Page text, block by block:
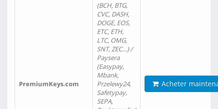
PremiumKeys.com
(BCH, BTG,
CVC, DASH,
DOGE, EOS,
ETC, ETH,
LTC, OMG,
SNT, ZEC…) /
Paysera
(Easypay,
Mbank,
Przelewy24,
Safetypay,
SEPA,
Acheter